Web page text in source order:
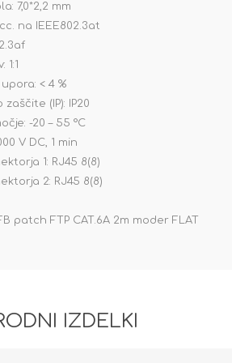
7,0*2,2 mm
na IEEE802.3at
< 4 %
(IP): IP20
-20 – 55 °C
V DC, 1 min
1: RJ45 8(8)
2: RJ45 8(8)
patch FTP CAT.6A 2m moder FLAT
IZDELKI